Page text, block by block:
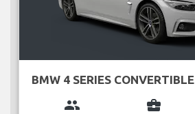
BMW 4 SERIES CONVERTIBLE
group business_center